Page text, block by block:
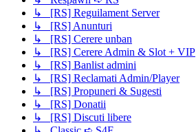
↳ [RS] Reguilament Server
↳ [RS] Anunturi
↳ [RS] Cerere unban
↳ [RS] Cerere Admin & Slot + VIP
↳ [RS] Banlist admini
↳ [RS] Reclamati Admin/Player
↳ [RS] Propuneri & Sugesti
↳ [RS] Donatii
↳ [RS] Discuti libere